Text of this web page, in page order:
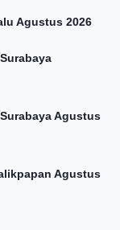
Agustus 2026
Agustus
Agustus